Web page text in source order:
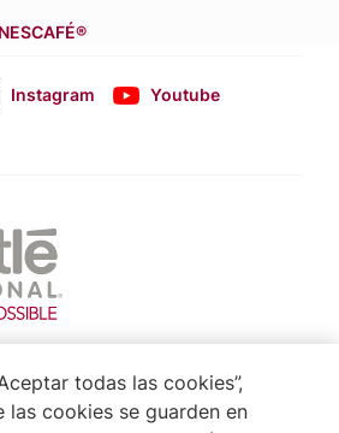
Instagram
Youtube
todas las cookies”,
las cookies se guarden en